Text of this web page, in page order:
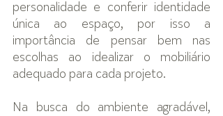
personalidade e conferir identidade
única ao espaço, por isso a
importância de pensar bem nas
escolhas ao idealizar o mobiliário
adequado para cada projeto.
Na busca do ambiente agradável,